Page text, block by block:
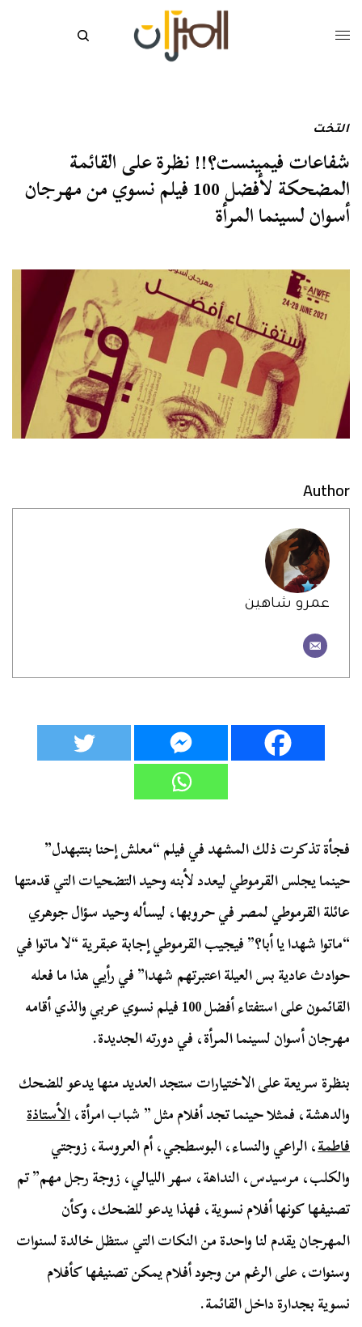
التخت
شفاعات فيمينست؟!! نظرة على القائمة
المضحكة لأفضل 100 فيلم نسوي من مهرجان
أسوان لسينما المرأة
Author
عمرو شاهين
فجأة تذكرت ذلك المشهد في فيلم “معلش إحنا بنتبهدل”
حينما يجلس القرموطي ليعدد لأبنه وحيد التضحيات التي قدمتها
عائلة القرموطي لمصر في حروبها، ليسأله وحيد سؤال جوهري
“ماتوا شهدا يا أبا؟” فيجيب القرموطي إجابة عبقرية “لا ماتوا في
حوادث عادية بس العيلة اعتبرتهم شهدا” في رأيي هذا ما فعله
القائمون على استفتاء أفضل 100 فيلم نسوي عربي والذي أقامه
مهرجان أسوان لسينما المرأة، في دورته الجديدة.
بنظرة سريعة على الاختيارات ستجد العديد منها يدعو للضحك
والدهشة، فمثلا حينما تجد أفلام مثل ” شباب امرأة،الأستاذة
فاطمة، الراعي والنساء، البوسطجي، أم العروسة، زوجتي
والكلب، مرسيدس، النداهة، سهر الليالي، زوجة رجل مهم” تم
تصنيفها كونها أفلام نسوية، فهذا يدعو للضحك، وكأن
المهرجان يقدم لنا واحدة من النكات التي ستظل خالدة لسنوات
وسنوات، على الرغم من وجود أفلام يمكن تصنيفها كأفلام
نسوية بجدارة داخل القائمة.